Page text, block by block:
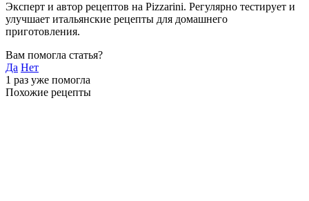
Эксперт и автор рецептов на Pizzarini. Регулярно тестирует и
улучшает итальянские рецепты для домашнего
приготовления.
Вам помогла статья?
Да Нет
1 раз уже помогла
Похожие рецепты